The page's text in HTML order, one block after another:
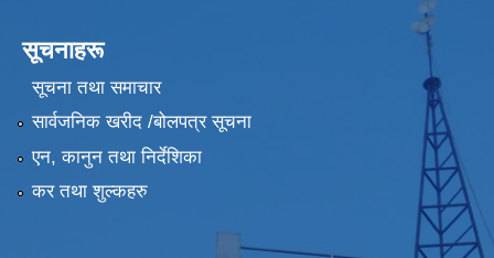
सूचनाहरू
सूचना तथा समाचार
सार्वजनिक खरीद /बोलपत्र सूचना
एन, कानुन तथा निर्देशिका
कर तथा शुल्कहरु